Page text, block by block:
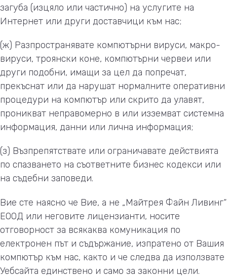
загуба (изцяло или частично) на услугите на
Интернет или други доставчици към нас;
(ж) Разпространявате компютърни вируси, макро-
вируси, троянски коне, компютърни червеи или
други подобни, имащи за цел да попречат,
прекъснат или да нарушат нормалните оперативни
процедури на компютър или скрито да улавят,
проникват неправомерно в или изземват системна
информация, данни или лична информация;
(з) Възпрепятствате или ограничавате действията
по спазването на съответните бизнес кодекси или
на съдебни заповеди.
Вие сте наясно че Вие, а не „Майтрея Файн Ливинг“
ЕООД или неговите лицензианти, носите
отговорност за всякаква комуникация по
електронен път и съдържание, изпратено от Вашия
компютър към нас, както и че следва да използвате
Уебсайта единствено и само за законни цели.